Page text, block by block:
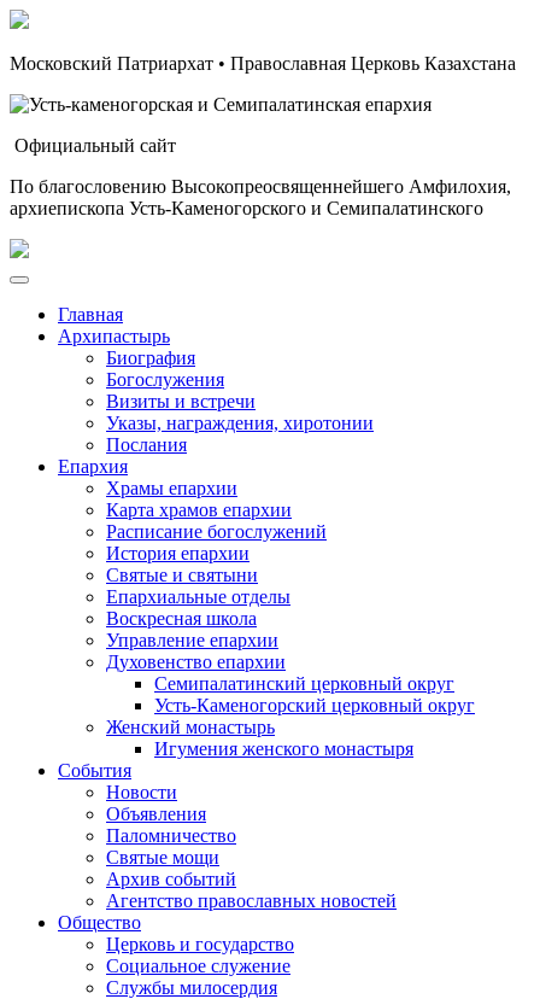
Московский Патриархат • Православная Церковь Казахстана
Официальный сайт
По благословению Высокопреосвященнейшего Амфилохия,
архиепископа Усть-Каменогорского и Семипалатинского
Главная
Архипастырь
Биография
Богослужения
Визиты и встречи
Указы, награждения, хиротонии
Послания
Епархия
Храмы епархии
Карта храмов епархии
Расписание богослужений
История епархии
Святые и святыни
Епархиальные отделы
Воскресная школа
Управление епархии
Духовенство епархии
Семипалатинский церковный округ
Усть-Каменогорский церковный округ
Женский монастырь
Игумения женского монастыря
События
Новости
Объявления
Паломничество
Святые мощи
Архив событий
Агентство православных новостей
Общество
Церковь и государство
Социальное служение
Службы милосердия